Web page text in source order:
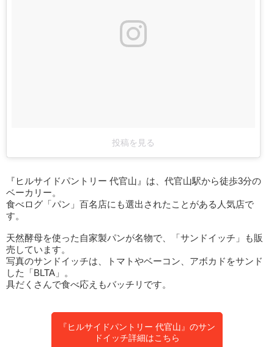
投稿を見る
『ヒルサイドパントリー 代官山』は、代官山駅から徒歩3分の
ベーカリー。
食べログ「パン」百名店にも選出されたことがある人気店で
す。
天然酵母を使った自家製パンが名物で、「サンドイッチ」も販
売しています。
写真のサンドイッチは、トマトやベーコン、アボカドをサンド
した「BLTA」。
具だくさんで食べ応えもバッチリです。
『ヒルサイドパントリー 代官山』のサン
ドイッチ詳細はこちら